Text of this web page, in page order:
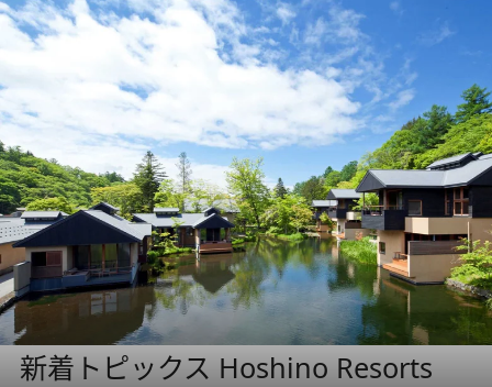
新着トピックス Hoshino Resorts